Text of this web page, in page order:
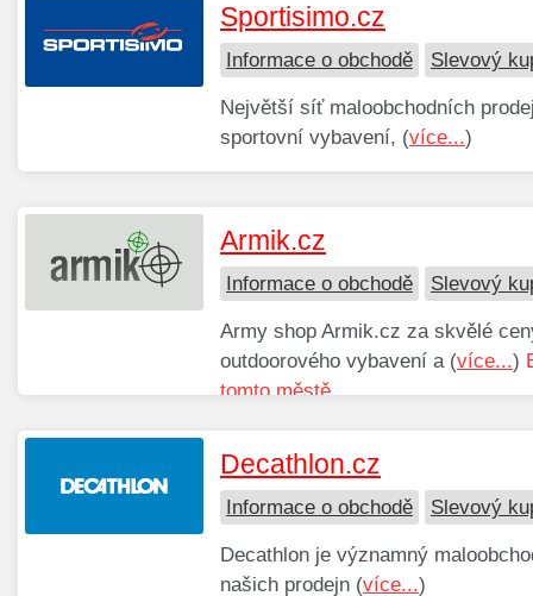
Sportisimo.cz
Informace o obchodě Slevový
Největší síť maloobchodních
sportovní vybavení, (více...)
Armik.cz
Informace o obchodě Slevový
Army shop Armik.cz za skvělé
outdoorového vybavení a (více...)
tomto městě.
Decathlon.cz
Informace o obchodě Slevový
Decathlon je významný
našich prodejn (více...)